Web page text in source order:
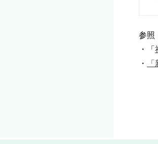
参照
・「
・